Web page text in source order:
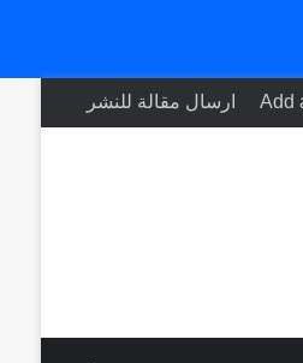
ارسال مقالة للنشر